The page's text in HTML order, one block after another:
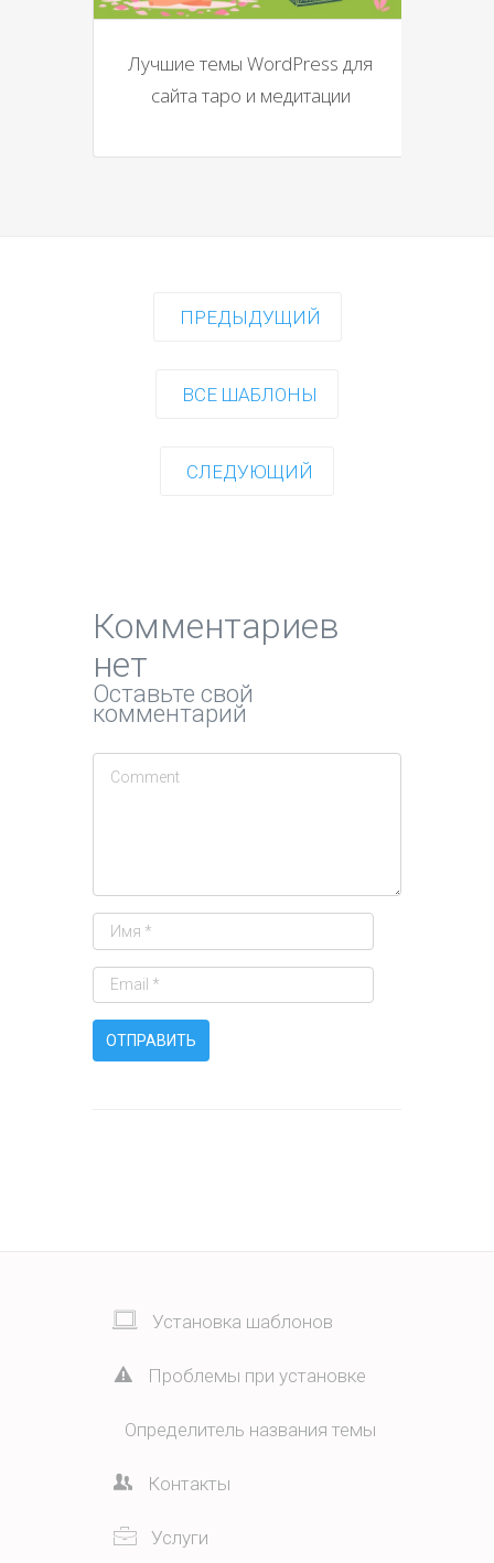
Лучшие темы WordPress для
сайта таро и медитации
ПРЕДЫДУЩИЙ
ВСЕ ШАБЛОНЫ
СЛЕДУЮЩИЙ
Комментариев
нет
Оставьте свой
комментарий
Установка шаблонов
Проблемы при установке
Определитель названия темы
Контакты
Услуги